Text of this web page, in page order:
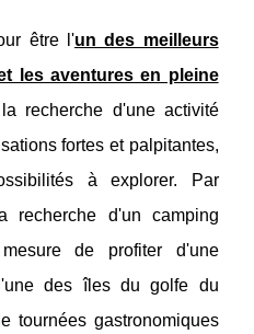
être l'un des meilleurs
les aventures en pleine
recherche d'une activité
fortes et palpitantes,
à explorer. Par
d'un camping
de profiter d'une
des îles du golfe du
tournées gastronomiques